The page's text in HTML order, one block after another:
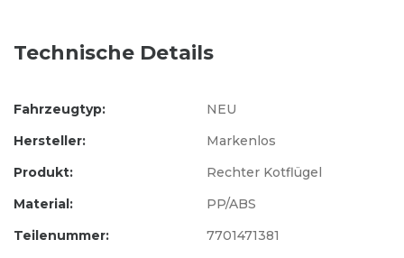
Technische Details
Hersteller:
Markenlos
Produkt:
Rechter Kotflügel
Fahrzeugtyp: NEU
Material:
PP/ABS
Teilenummer:
7701471381